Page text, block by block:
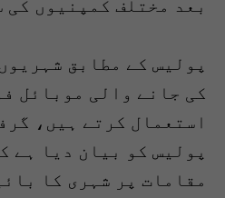
بعد مختلف کمپنیوں کی
پولیس کے مطابق
کی جانے والی موبائل
استعمال کرتے ہیں،
پولیس کو بیان دیا ہے
مقامات پر شہری کا